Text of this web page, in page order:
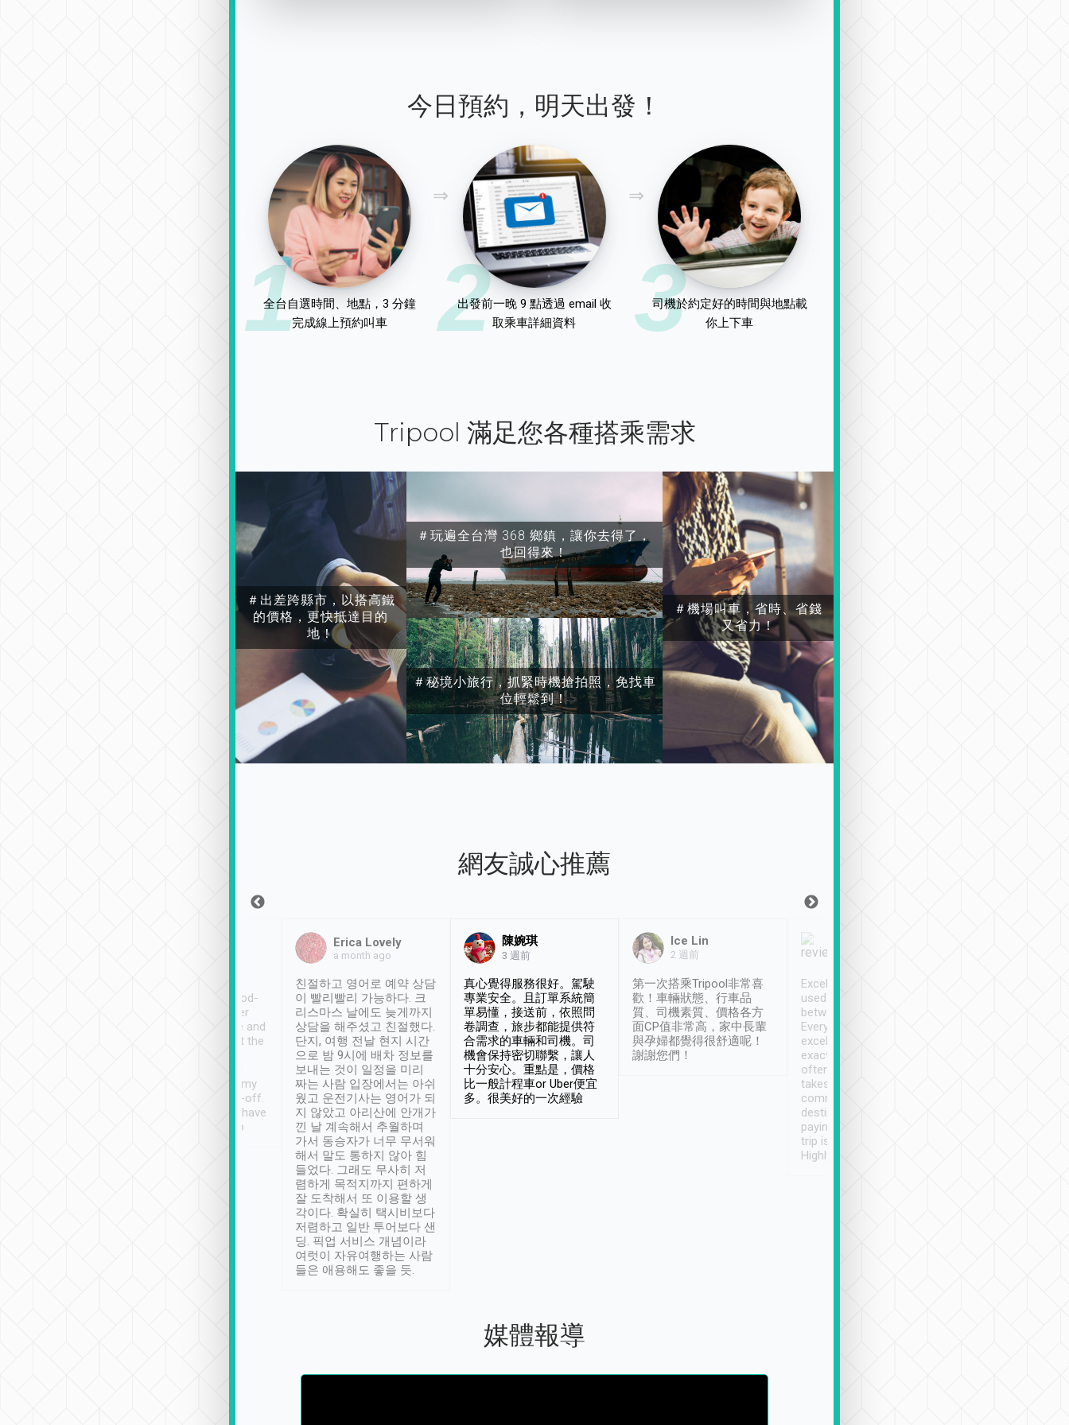
今日預約，明天出發！
1
全台自選時間、地點，3 分鐘
完成線上預約叫車
2
出發前一晚 9 點透過 email 收
取乘車詳細資料
3
司機於約定好的時間與地點載
你上下車
Tripool 滿足您各種搭乘需求
＃出差跨縣市，以搭高鐵
的價格，更快抵達目的
地！
＃玩遍全台灣 368 鄉鎮，讓你去得了，
也回得來！
＃秘境小旅行，抓緊時機搶拍照，免找車
位輕鬆到！
＃機場叫車，省時、省錢
又省力！
網友誠心推薦
service, vehicles in good-
condition and the driver
service was awesome and
thoughtful. Driver went the
have safely arrived at my
destination after drop-off.
Definitely something I have
not seen elsewhere 👍
Erica Lovely
a month ago
친절하고 영어로 예약 상담
이 빨리빨리 가능하다. 크
리스마스 날에도 늦게까지
상담을 해주셨고 친절했다.
단지, 여행 전날 현지 시간
으로 밤 9시에 배차 정보를
보내는 것이 일정을 미리
짜는 사람 입장에서는 아쉬
웠고 운전기사는 영어가 되
지 않았고 아리산에 안개가
낀 날 계속해서 추월하며
가서 동승자가 너무 무서워
해서 말도 통하지 않아 힘
들었다. 그래도 무사히 저
렴하게 목적지까지 편하게
잘 도착해서 또 이용할 생
각이다. 확실히 택시비보다
저렴하고 일반 투어보다 샌
딩. 픽업 서비스 개념이라
여럿이 자유여행하는 사람
들은 애용해도 좋을 듯.
陳婉琪
3 週前
真心覺得服務很好。駕駛
專業安全。且訂單系統簡
單易懂，接送前，依照問
卷調查，旅步都能提供符
合需求的車輛和司機。司
機會保持密切聯繫，讓人
十分安心。重點是，價格
比一般計程車or Uber便宜
多。很美好的一次經驗
Ice Lin
2 週前
第一次搭乘Tripool非常喜
歡！車輛狀態、行車品
質、司機素質、價格各方
面CP值非常高，家中長輩
與孕婦都覺得很舒適呢！
謝謝您們！
Excellent service. We have
used Tripool to travel
between cities in Taiwan.
Every driver has been
excellent and arrives
exactly on time. As there is
often limited English it
takes the difficulty out of
communicating the
destination details and
paying online prior to the
trip is very convenient.
Highly recommended
媒體報導